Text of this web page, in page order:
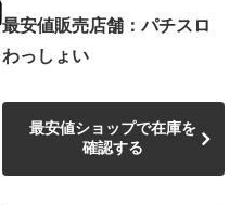
最安値販売店舗：パチスロ
わっしょい
最安値ショップで在庫を
確認する